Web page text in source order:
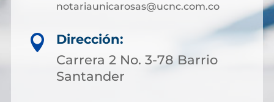
notariaunicarosas@ucnc.com.co

Dirección:
Carrera 2 No. 3-78 Barrio
Santander